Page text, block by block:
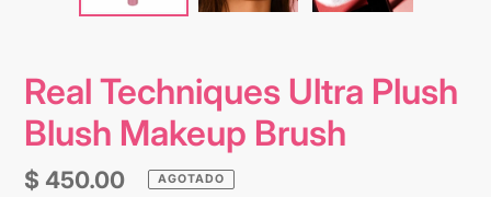
Real Techniques Ultra Plush
Blush Makeup Brush
Precio
$ 450.00 AGOTADO